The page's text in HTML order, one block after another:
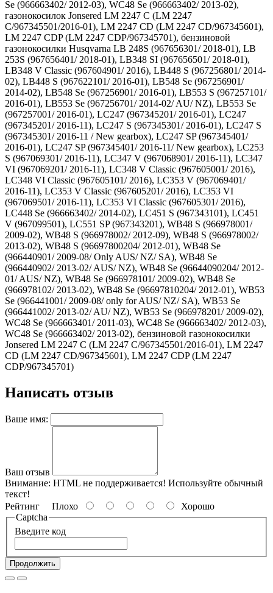
Se (966663402/ 2012-03), WC48 Se (966663402/ 2013-02),
газонокосилок Jonsered LM 2247 C (LM 2247
C/967345501/2016-01), LM 2247 CD (LM 2247 CD/967345601),
LM 2247 CDP (LM 2247 CDP/967345701), бензиновой
газонокосилки Husqvarna LB 248S (967656301/ 2018-01), LB
253S (967656401/ 2018-01), LB348 SI (967656501/ 2018-01),
LB348 V Classic (967604901/ 2016), LB448 S (967256801/ 2014-
02), LB448 S (967622101/ 2016-01), LB548 Se (967256901/
2014-02), LB548 Se (967256901/ 2016-01), LB553 S (967257101/
2016-01), LB553 Se (967256701/ 2014-02/ AU/ NZ), LB553 Se
(967257001/ 2016-01), LC247 (967345201/ 2016-01), LC247
(967345201/ 2016-11), LC247 S (967345301/ 2016-01), LC247 S
(967345301/ 2016-11 / New gearbox), LC247 SP (967345401/
2016-01), LC247 SP (967345401/ 2016-11/ New gearbox), LC253
S (967069301/ 2016-11), LC347 V (967068901/ 2016-11), LC347
VI (967069201/ 2016-11), LC348 V Classic (967605001/ 2016),
LC348 VI Classic (967605101/ 2016), LC353 V (967069401/
2016-11), LC353 V Classic (967605201/ 2016), LC353 VI
(967069501/ 2016-11), LC353 VI Classic (967605301/ 2016),
LC448 Se (966663402/ 2014-02), LC451 S (967343101), LC451
V (967099501), LC551 SP (967343201), WB48 S (966978001/
2009-02), WB48 S (966978002/ 2012-09), WB48 S (966978002/
2013-02), WB48 S (96697800204/ 2012-01), WB48 Se
(966440901/ 2009-08/ Only AUS/ NZ/ SA), WB48 Se
(966440902/ 2013-02/ AUS/ NZ), WB48 Se (96644090204/ 2012-
01/ AUS/ NZ), WB48 Se (966978101/ 2009-02), WB48 Se
(966978102/ 2013-02), WB48 Se (96697810204/ 2012-01), WB53
Se (966441001/ 2009-08/ only for AUS/ NZ/ SA), WB53 Se
(966441002/ 2013-02/ AU/ NZ), WB53 Se (966978201/ 2009-02),
WC48 Se (966663401/ 2011-03), WC48 Se (966663402/ 2012-03),
WC48 Se (966663402/ 2013-02), бензиновой газонокосилки
Jonsered LM 2247 C (LM 2247 C/967345501/2016-01), LM 2247
CD (LM 2247 CD/967345601), LM 2247 CDP (LM 2247
CDP/967345701)
Написать отзыв
Ваше имя:
Ваш отзыв
Внимание: HTML не поддерживается! Используйте обычный
текст!
Рейтинг Плохо
Хорошо
Captcha
Введите код
Продолжить